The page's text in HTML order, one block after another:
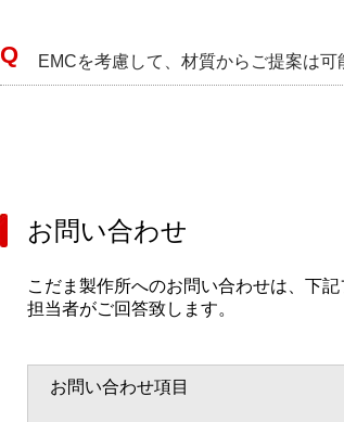
EMCを考慮して、材質からご提案は可
お問い合わせ
こだま製作所へのお問い合わせは、下記
担当者がご回答致します。
お問い合わせ項目